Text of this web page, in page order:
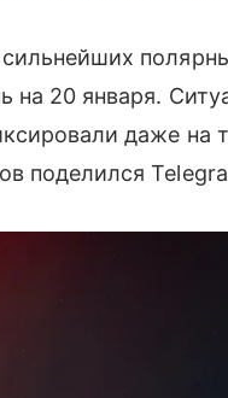
20 января.
даже на
поделился